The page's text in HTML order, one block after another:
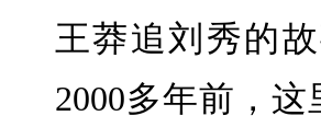
王莽追刘秀的
2000多年前，